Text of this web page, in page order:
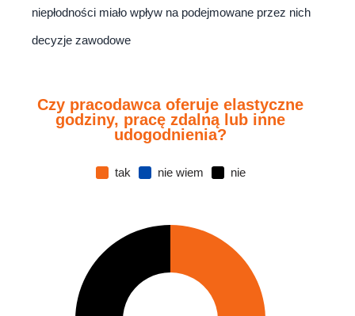
niepłodności miało wpływ na podejmowane przez nich
decyzje zawodowe
Czy pracodawca oferuje elastyczne
godziny, pracę zdalną lub inne
udogodnienia?
tak nie wiem nie